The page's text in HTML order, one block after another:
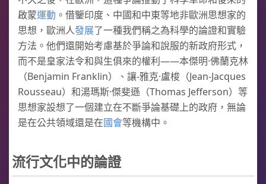
啟蒙運動 。借鑒印度、中國和中東等地非歐洲思想家的
思想，歐洲人發展了一種我們稱之為科學的論證和實驗
方法。他們還開始考慮基於爭論和說服的新政府形式，
而不是皇家法令和與生俱來的權利——本傑明·佛蘭克林
（Benjamin Franklin）、讓-雅克·盧梭（Jean-Jacques
Rousseau）和湯瑪斯·傑斐遜（Thomas Jefferson）等
思想家設想了一個建立在不斷爭論基礎上的政府，無論
是在公共領域還是在國會等機構中。
流行文化中的論證